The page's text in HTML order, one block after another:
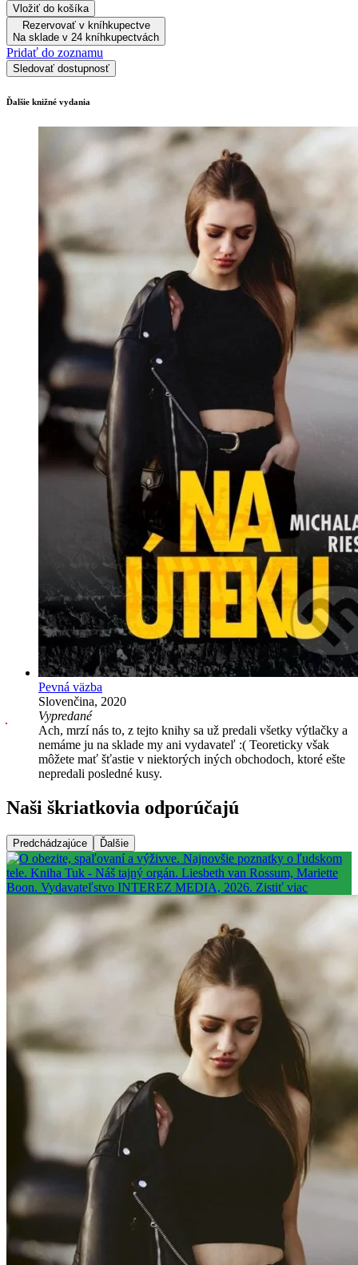
Vložiť do košíka
Rezervovať v kníhkupectve
Na sklade v 24 kníhkupectvách
Pridať do zoznamu
Sledovať dostupnosť
Ďalšie knižné vydania
Pevná väzba
Slovenčina, 2020
Vypredané
Ach, mrzí nás to, z tejto knihy sa už predali všetky výtlačky a
nemáme ju na sklade my ani vydavateľ :( Teoreticky však
môžete mať šťastie v niektorých iných obchodoch, ktoré ešte
nepredali posledné kusy.
Naši škriatkovia odporúčajú
Predchádzajúce Ďalšie